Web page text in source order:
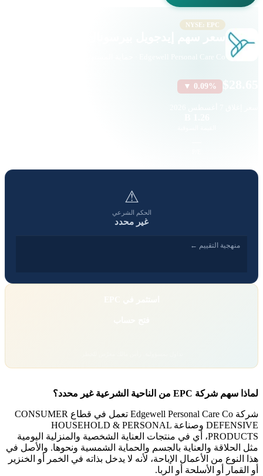
NYSE: EPC
▼ 0.09%
⚠
الحكم الشرعي
غير محدد
منهجية التقييم ←
لماذا سهم شركة EPC من الناحية الشرعية غير محدد؟
شركة Edgewell Personal Care Co تعمل في قطاع
CONSUMER
DEFENSIVEوصناعة HOUSEHOLD & PERSONAL
PRODUCTS، أي في منتجات العناية الشخصية والمنزلية اليومية
مثل الحلاقة والعناية بالجسم والحماية الشمسية ونحوها. والأصل في
هذا النوع من الأعمال الإباحة، لأنه لا يدخل بذاته في الخمر أو الخنزير
أو القمار أو الأسلحة أو الربا.